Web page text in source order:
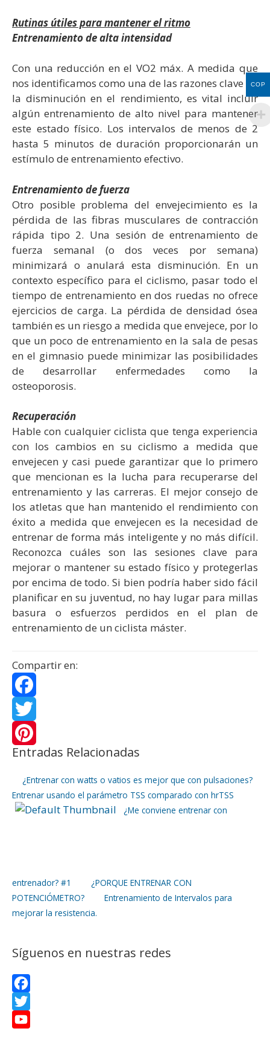
Rutinas útiles para mantener el ritmo
Entrenamiento de alta intensidad
Con una reducción en el VO2 máx. A medida que
nos identificamos como una de las razones clave de
la disminución en el rendimiento, es vital incluir
algún entrenamiento de alto nivel para mantener
este estado físico. Los intervalos de menos de 2
hasta 5 minutos de duración proporcionarán un
estímulo de entrenamiento efectivo.
Entrenamiento de fuerza
Otro posible problema del envejecimiento es la
pérdida de las fibras musculares de contracción
rápida tipo 2. Una sesión de entrenamiento de
fuerza semanal (o dos veces por semana)
minimizará o anulará esta disminución. En un
contexto específico para el ciclismo, pasar todo el
tiempo de entrenamiento en dos ruedas no ofrece
ejercicios de carga. La pérdida de densidad ósea
también es un riesgo a medida que envejece, por lo
que un poco de entrenamiento en la sala de pesas
en el gimnasio puede minimizar las posibilidades
de desarrollar enfermedades como la
osteoporosis.
Recuperación
Hable con cualquier ciclista que tenga experiencia
con los cambios en su ciclismo a medida que
envejecen y casi puede garantizar que lo primero
que mencionan es la lucha para recuperarse del
entrenamiento y las carreras. El mejor consejo de
los atletas que han mantenido el rendimiento con
éxito a medida que envejecen es la necesidad de
entrenar de forma más inteligente y no más difícil.
Reconozca cuáles son las sesiones clave para
mejorar o mantener su estado físico y protegerlas
por encima de todo. Si bien podría haber sido fácil
planificar en su juventud, no hay lugar para millas
basura o esfuerzos perdidos en el plan de
entrenamiento de un ciclista máster.
Compartir en:
F
a
c
b
k
T
w
t
r
P
n
r
e
t
Entradas Relacionadas
¿Entrenar con watts o vatios es mejor que con pulsaciones?
Entrenar usando el parámetro TSS comparado con hrTSS
¿Me conviene entrenar con
entrenador? #1
¿PORQUE ENTRENAR CON
POTENCIÓMETRO?
Entrenamiento de Intervalos para
mejorar la resistencia.
Síguenos en nuestras redes
F
a
T
COP